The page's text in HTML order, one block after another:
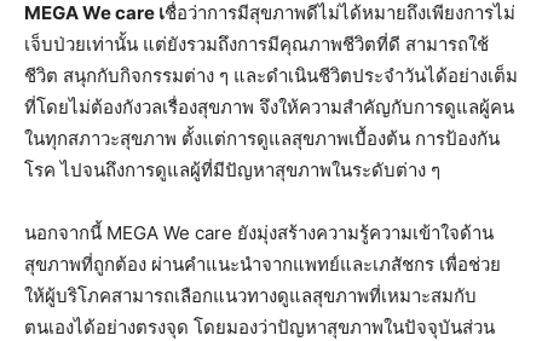
MEGA We care เชื่อว่าการมีสุขภาพดีไม่ได้หมายถึงเพียงการไม่
เจ็บป่วยเท่านั้น แต่ยังรวมถึงการมีคุณภาพชีวิตที่ดี สามารถใช้
ชีวิต สนุกกับกิจกรรมต่าง ๆ และดำเนินชีวิตประจำวันได้อย่างเต็ม
ที่โดยไม่ต้องกังวลเรื่องสุขภาพ จึงให้ความสำคัญกับการดูแลผู้คน
ในทุกสภาวะสุขภาพ ตั้งแต่การดูแลสุขภาพเบื้องต้น การป้องกัน
โรค ไปจนถึงการดูแลผู้ที่มีปัญหาสุขภาพในระดับต่าง ๆ
นอกจากนี้ MEGA We care ยังมุ่งสร้างความรู้ความเข้าใจด้าน
สุขภาพที่ถูกต้อง ผ่านคำแนะนำจากแพทย์และเภสัชกร เพื่อช่วย
ให้ผู้บริโภคสามารถเลือกแนวทางดูแลสุขภาพที่เหมาะสมกับ
ตนเองได้อย่างตรงจุด โดยมองว่าปัญหาสุขภาพในปัจจุบันส่วน